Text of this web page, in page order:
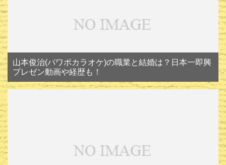
山本俊治(パワポカラオケ)の職業と結婚は？日本一即興
プレゼン動画や経歴も！